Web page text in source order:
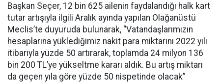
Başkan Seçer, 12 bin 625 ailenin faydalandığı halk kart
tutar artışıyla ilgili Aralık ayında yapılan Olağanüstü
Meclis’te duyuruda bulunarak, “Vatandaşlarımızın
hesaplarına yüklediğimiz nakit para miktarını 2022 yılı
itibarıyla yüzde 50 artırarak, toplamda 24 milyon 136
bin 200 TL’ye yükseltme kararı aldık. Bu artış miktarı
da geçen yıla göre yüzde 50 nispetinde olacak”